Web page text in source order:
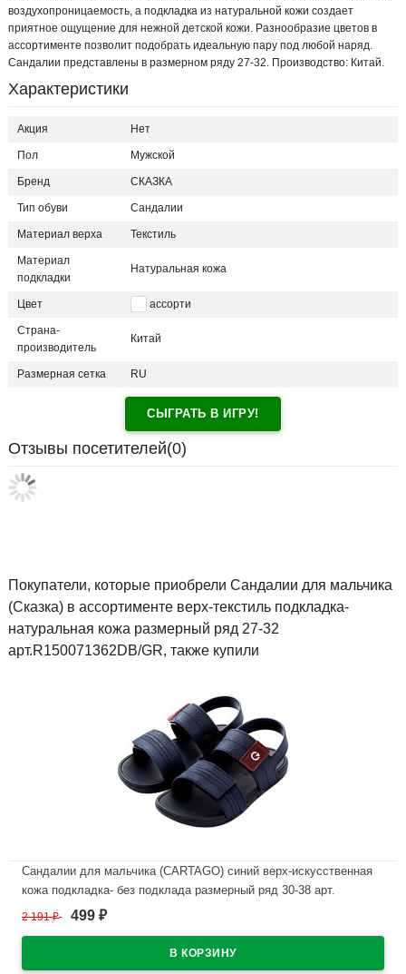
воздухопроницаемость, а подкладка из натуральной кожи создает
приятное ощущение для нежной детской кожи. Разнообразие цветов в
ассортименте позволит подобрать идеальную пару под любой наряд.
Сандалии представлены в размерном ряду 27-32. Производство: Китай.
Характеристики
Акция Нет
Пол Мужской
Бренд СКАЗКА
Тип обуви Сандалии
Материал верха Текстиль
Материал
подкладки
Натуральная кожа
Цвет ассорти
Страна-
производитель
Китай
Размерная сетка RU
СЫГРАТЬ В ИГРУ!
Отзывы посетителей(0)
Покупатели, которые приобрели Сандалии для мальчика
(Сказка) в ассортименте верх-текстиль подкладка-
натуральная кожа размерный ряд 27-32
арт.R150071362DB/GR, также купили
Сандалии для мальчика (CARTAGO) синий верх-искусственная
кожа подкладка- без подклада размерный ряд 30-38 арт.
RR1510_11607-25247
2 191₽ 499 ₽